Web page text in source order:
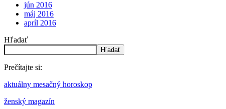
jún 2016
máj 2016
apríl 2016
Hľadať
Hľadať
Prečítajte si:
aktuálny mesačný horoskop
ženský magazín